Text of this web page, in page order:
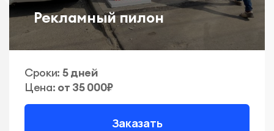
Рекламный пилон
Сроки: 5 дней
Цена: от 35 000₽
Заказать